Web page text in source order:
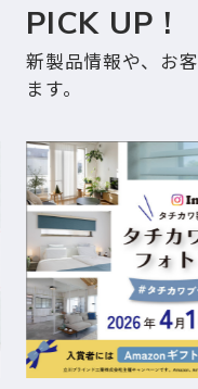
PICK UP !
新製品情報や、お
ます。